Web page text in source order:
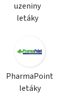
uzeniny
letáky
PharmaPoint
letáky